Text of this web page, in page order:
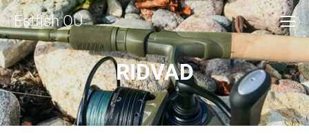
Estfish OÜ
RIDVAD